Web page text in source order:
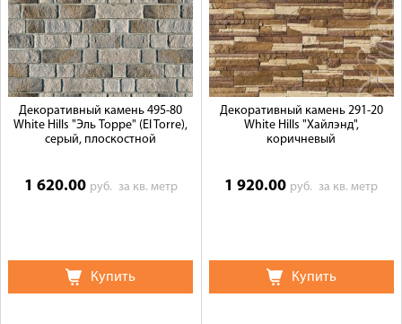
Декоративный камень 495-80
White Hills "Эль Торре" (El Torre),
серый, плоскостной
1 620.00 руб. за кв. метр
Купить
Декоративный камень 291-20
White Hills "Хайлэнд",
коричневый
1 920.00 руб.за кв. метр
Купить